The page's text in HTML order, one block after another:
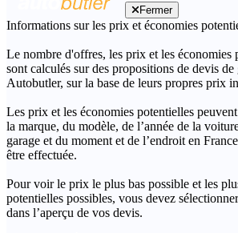
Fermer
Informations sur les prix et économies
Le nombre d'offres, les prix et les économies
sont calculés sur des propositions de devis de
Autobutler, sur la base de leurs propres prix
Les prix et les économies potentielles
la marque, du modèle, de l’année de la
garage et du moment et de l’endroit en
être effectuée.
Pour voir le prix le plus bas possible et les
potentielles possibles, vous devez
dans l’aperçu de vos devis.